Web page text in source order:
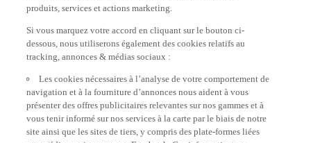
produits, services et actions marketing.
Si vous marquez votre accord en cliquant sur le bouton ci-
dessous, nous utiliserons également des cookies relatifs au
tracking, annonces & médias sociaux :
Les cookies nécessaires à l’analyse de votre comportement de
navigation et à la fourniture d’annonces nous aident à vous
présenter des offres publicitaires relevantes sur nos gammes et à
vous tenir informé sur nos services à la carte par le biais de notre
site ainsi que les sites de tiers, y compris des plate-formes liées